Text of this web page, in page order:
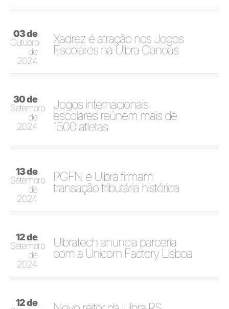
03 de
Outubro
de
2024
Xadrez é atração nos Jogos
Escolares na Ulbra Canoas
30 de
Setembro
de
2024
Jogos internacionais
escolares reúnem mais de
1500 atletas
13 de
Setembro
de
2024
PGFN e Ulbra firmam
transação tributária histórica
12 de
Setembro
de
2024
Ulbratech anuncia parceria
com a Unicorn Factory Lisboa
12 de